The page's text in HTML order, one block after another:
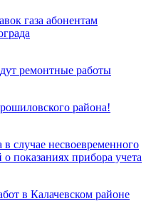
газа абонентам
ремонтные работы
района!
случае несвоевременного
показаниях прибора учета
в Калачевском районе